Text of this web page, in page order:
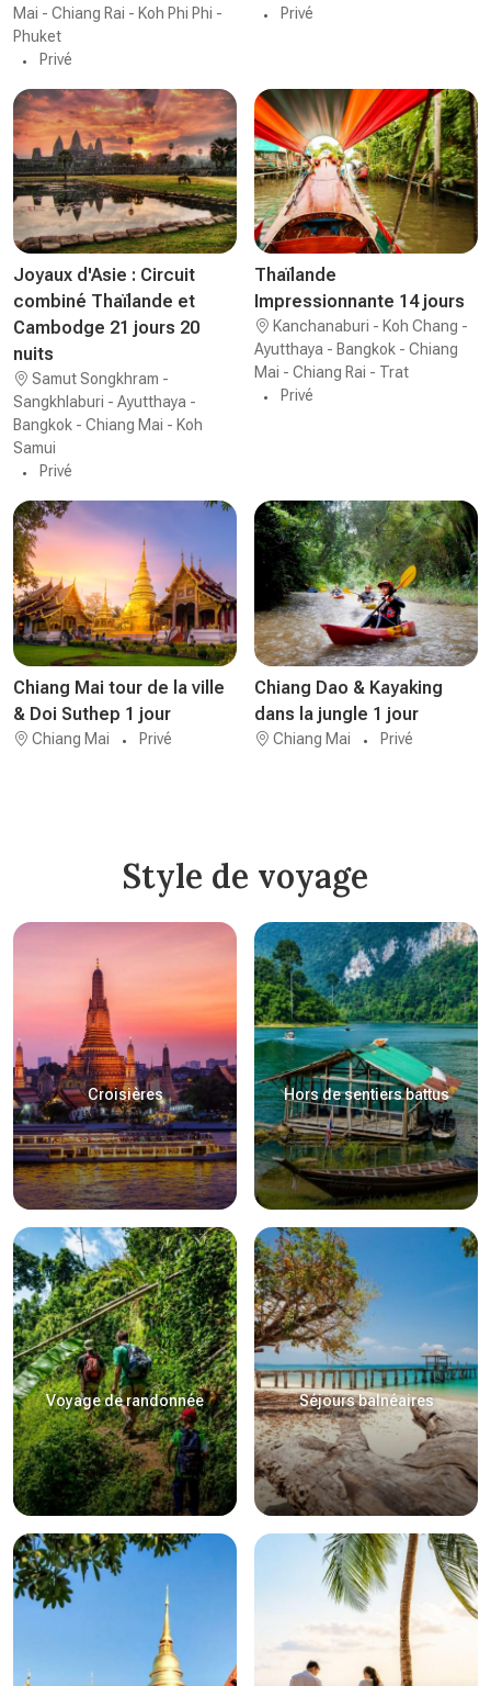
Mai - Chiang Rai - Koh Phi Phi -
Phuket
Privé
Privé
Joyaux d'Asie : Circuit
combiné Thaïlande et
Cambodge 21 jours 20
nuits
Samut Songkhram -
Sangkhlaburi - Ayutthaya -
Bangkok - Chiang Mai - Koh
Samui
Privé
Thaïlande
Impressionnante 14 jours
Kanchanaburi - Koh Chang -
Ayutthaya - Bangkok - Chiang
Mai - Chiang Rai - Trat
Privé
Chiang Mai tour de la ville
& Doi Suthep 1 jour
Chiang Mai Privé
Chiang Dao & Kayaking
dans la jungle 1 jour
Chiang Mai Privé
Style de voyage
Croisières Hors de sentiers battus
Voyage de randonnée Séjours balnéaires